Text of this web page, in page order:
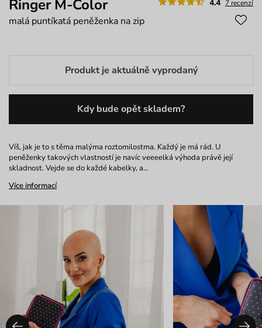
4.4 7 recenzí
Ringer M-Color
malá puntíkatá peněženka na zip
Produkt je aktuálně vyprodaný
Kdy bude opět skladem?
Víš, jak je to s těma malýma roztomilostma. Každý je má rád. U
peněženky takových vlastností je navíc veeeelká výhoda právě její
skladnost. Vejde se do každé kabelky, a…
Více informací